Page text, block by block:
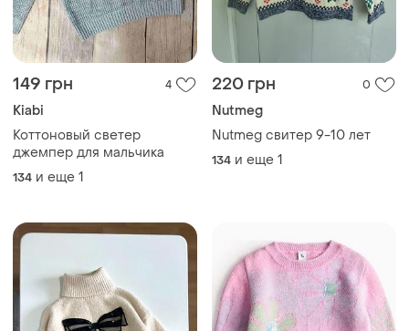
149 грн 4
Kiabi
Коттоновый светер
джемпер для мальчика
134 и еще 1
220 грн 0
Nutmeg
Nutmeg свитер 9-10 лет
134 и еще 1